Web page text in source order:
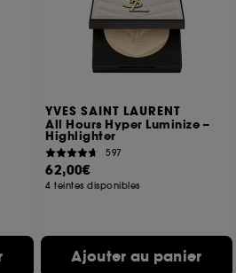
YVES SAINT LAURENT
All Hours Hyper Luminize –
Highlighter
597
62,00€
4 teintes disponibles
Ajouter au panier